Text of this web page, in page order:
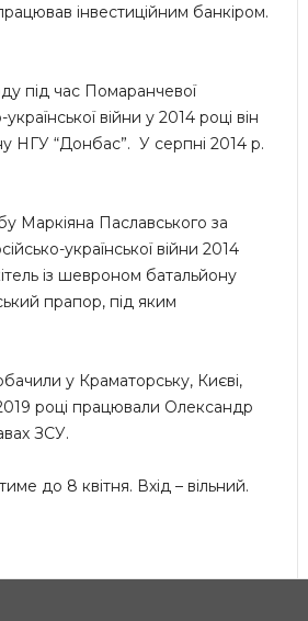
інвестиційним банкіром.
під час Помаранчевої
війни у 2014 році він
НГУ “Донбас”. У серпні 2014 р.
Маркіяна Паславського за
української війни 2014
із шевроном батальйону
прапор, під яким
у Краматорську, Києві,
році працювали Олександр
ЗСУ.
до 8 квітня. Вхід – вільний.